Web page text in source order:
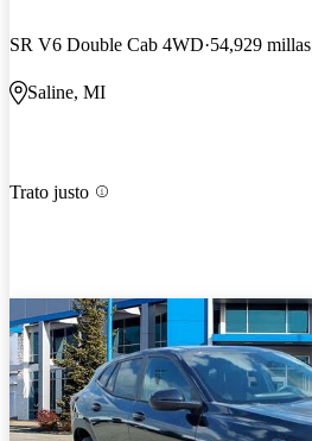
SR V6 Double Cab 4WD 54,929 millas
Saline, MI
Trato justo